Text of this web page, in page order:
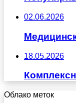
02.06.2026
18.05.2026
Облако меток